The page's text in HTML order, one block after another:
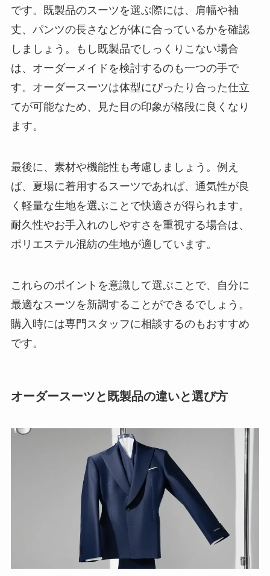
です。既製品のスーツを選ぶ際には、肩幅や袖
丈、パンツの長さなどが体に合っているかを確認
しましょう。もし既製品でしっくりこない場合
は、オーダーメイドを検討するのも一つの手で
す。オーダースーツは体型にぴったり合った仕立
てが可能なため、見た目の印象が格段に良くなり
ます。
最後に、素材や機能性も考慮しましょう。例え
ば、夏場に着用するスーツであれば、通気性が良
く軽量な生地を選ぶことで快適さが得られます。
耐久性やお手入れのしやすさを重視する場合は、
ポリエステル混紡の生地が適しています。
これらのポイントを意識して選ぶことで、自分に
最適なスーツを新調することができるでしょう。
購入時には専門スタッフに相談するのもおすすめ
です。
オーダースーツと既製品の違いと選び方